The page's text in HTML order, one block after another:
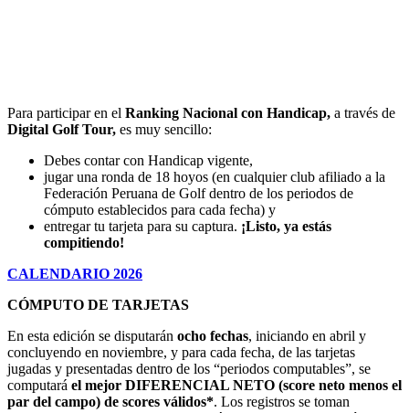
Para participar en el Ranking Nacional con Handicap, a través de
Digital Golf Tour, es muy sencillo:
Debes contar con Handicap vigente,
jugar una ronda de 18 hoyos (en cualquier club afiliado a la
Federación Peruana de Golf dentro de los periodos de
cómputo establecidos para cada fecha) y
entregar tu tarjeta para su captura. ¡Listo, ya estás
compitiendo!
CALENDARIO 2026
CÓMPUTO DE TARJETAS
En esta edición se disputarán ocho fechas, iniciando en abril y
concluyendo en noviembre, y para cada fecha, de las tarjetas
jugadas y presentadas dentro de los “periodos computables”, se
computará el mejor DIFERENCIAL NETO (score neto menos el
par del campo) de scores válidos*. Los registros se toman